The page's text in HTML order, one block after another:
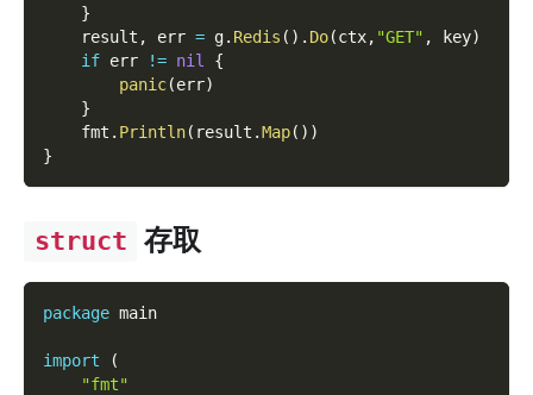
}
    result
, err = g. Redis ( ) . Do(ctx, "GET" , key)
if err != nil
{
panic(err)
}
    fmt
. Println( result .Map( ) )
}
struct 存取
package main
import
(
"fmt"